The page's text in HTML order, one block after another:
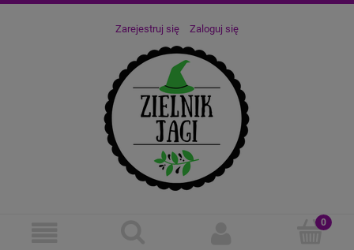
Zarejestruj się Zaloguj się